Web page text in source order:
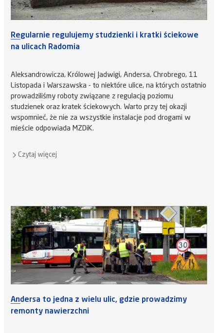
Regularnie regulujemy studzienki i kratki ściekowe
na ulicach Radomia
Aleksandrowicza, Królowej Jadwigi, Andersa, Chrobrego, 11
Listopada i Warszawska - to niektóre ulice, na których ostatnio
prowadziliśmy roboty związane z regulacją poziomu
studzienek oraz kratek ściekowych. Warto przy tej okazji
wspomnieć, że nie za wszystkie instalacje pod drogami w
mieście odpowiada MZDiK.
Czytaj więcej
Andersa to jedna z wielu ulic, gdzie prowadzimy
remonty nawierzchni